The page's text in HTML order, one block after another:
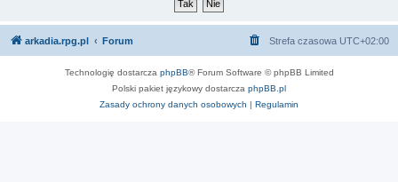
arkadia.rpg.pl Forum Strefa czasowa UTC+02:00
Technologię dostarcza phpBB® Forum Software © phpBB Limited
Polski pakiet językowy dostarcza phpBB.pl
Zasady ochrony danych osobowych | Regulamin